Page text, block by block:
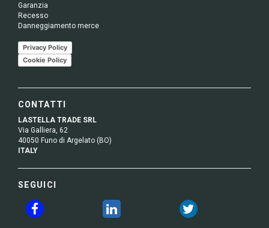
Garanzia
Recesso
Danneggiamento merce
Privacy Policy
Cookie Policy
CONTATTI
LASTELLA TRADE SRL
Via Galliera, 62
40050 Funo di Argelato (BO)
ITALY
SEGUICI